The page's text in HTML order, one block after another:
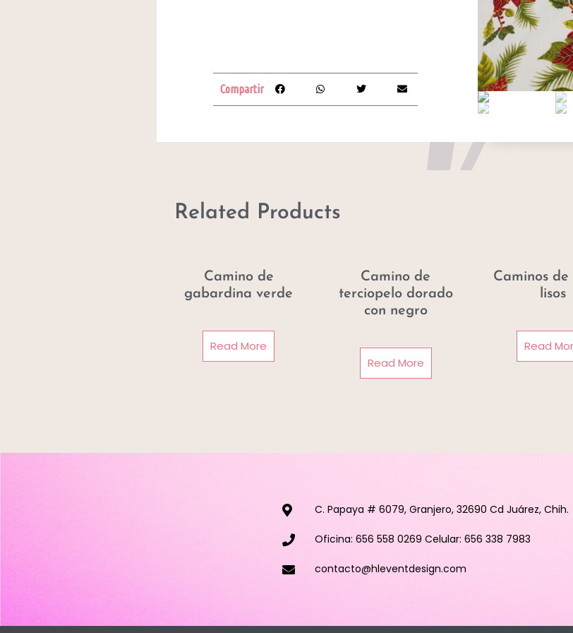
Compartir
Related Products
Camino de
gabardina verde
Read More
Camino de
terciopelo dorado
con negro
Read More
Caminos
lisos
Read
C. Papaya # 6079, Granjero, 32690 Cd Juárez, Chih.
Oficina: 656 558 0269 Celular: 656 338 7983
contacto@hleventdesign.com